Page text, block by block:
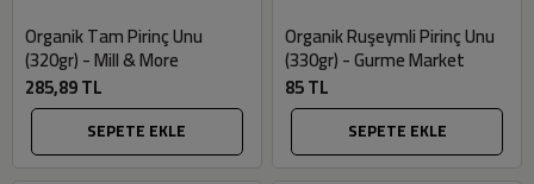
Organik Tam Pirinç Unu
(320gr) - Mill & More
285,89 TL
SEPETE EKLE
Organik Ruşeymli Pirinç Unu
(330gr) - Gurme Market
85 TL
SEPETE EKLE